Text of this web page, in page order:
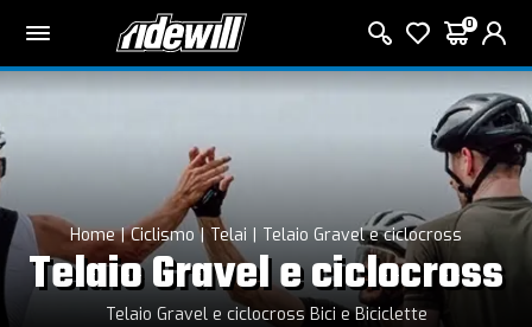
0
Home Ciclismo Telai Telaio Gravel e ciclocross
Telaio Gravel e ciclocross
Telaio Gravel e ciclocross Bici e Biciclette